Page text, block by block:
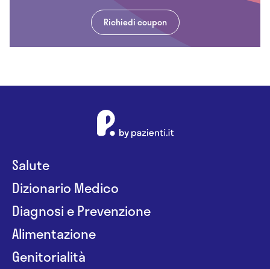
Richiedi coupon
Salute
Dizionario Medico
Diagnosi e Prevenzione
Alimentazione
Genitorialità